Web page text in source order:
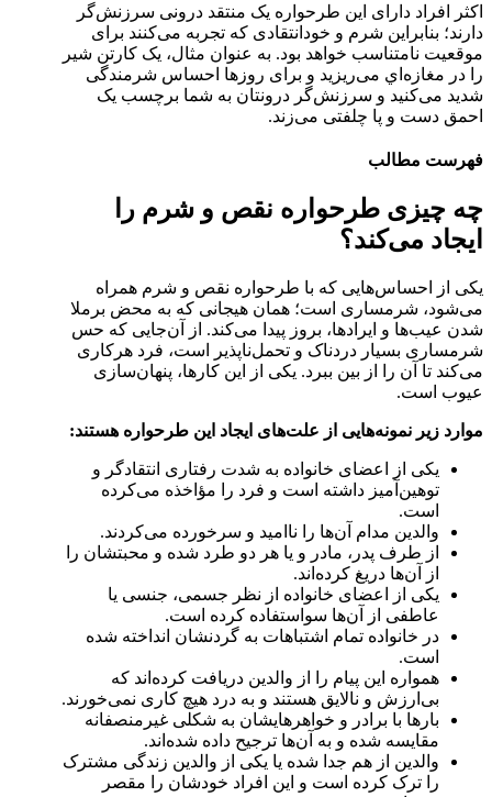
اکثر افراد دارای این طرحواره یک منتقد درونی سرزنش‌گر
دارند؛ بنابراین شرم و خودانتقادی که تجربه می‌کنند برای
موقعیت نامتناسب خواهد بود.­ به عنوان مثال، یک کارتن شیر
را در مغازه‌اي می‌ریزید و برای روزها احساس شرمندگی
شدید می‌کنید و سرزنش‌گر درونتان به شما برچسب یک
احمق دست و پا چلفتی می‌زند.
فهرست مطالب
چه چیزی طرحواره نقص و شرم را
ایجاد می‌کند؟
یکی از احساس‌هایی که با طرحواره نقص و شرم همراه
می‌شود، شرمساری است؛ همان هیجانی که به محض برملا
شدن عیب‌ها و ایرادها، بروز پیدا می‌کند. از آن‌جایی که حس
شرمساری بسیار دردناک و تحمل‌ناپذیر است، فرد هرکاری
می‌کند تا آن را از بین ببرد. یکی از این کارها، پنهان‌سازی
عیوب است.
موارد زیر نمونه‌هایی از علت‌های ایجاد این طرحواره هستند:
یکی از اعضای خانواده به شدت رفتاری انتقادگر و
توهین‌آمیز داشته است و فرد را مؤاخذه می‌کرده
است.
والدین مدام آن‌ها را ناامید و سرخورده می‌کردند.
از طرف پدر، مادر و یا هر دو طرد شده و محبتشان را
از آن‌ها دریغ کرده‌اند.
یکی از اعضای خانواده از نظر جسمی، جنسی یا
عاطفی از آن‌ها سواستفاده کرده است.
در خانواده تمام اشتباهات به گردنشان انداخته شده
است.
همواره این پیام را از والدین دریافت کرده‌اند که
بی‌ارزش و نالایق هستند و به درد هیچ کاری نمی‌خورند.
بارها با برادر و خواهرهایشان به شکلی غیرمنصفانه
مقایسه شده و به آن‌ها ترجیح داده شده‌اند.
والدین از هم جدا شده یا یکی از والدین زندگی مشترک
را ترک کرده است و این افراد خودشان را مقصر